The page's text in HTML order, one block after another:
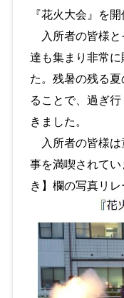
『花火大会』を開
入所者の皆様と
達も集まり非常
た。残暑の残る
ることで、過ぎ
きました。
入所者の皆様は
事を満喫されて
き】欄の写真リレ